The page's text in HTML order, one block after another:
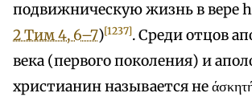
подвижническую жизнь в вере
2 Тим 4, 6–7)[1237]. Среди отцов
века (первого поколения) и
христианин называется не